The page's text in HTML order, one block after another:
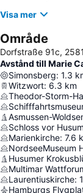
Visa mer
Område
Dorfstraße 91c,
Avstånd till Marie
Simonsberg: 1.3
Witzwort: 6.3 km
Theodor-Storm-
Asmussen-
Schloss vor Husum
Marienkirche: 7.6
NordseeMuseum
Husumer
Multimar
Laurentiuskirche:
Hamburgs